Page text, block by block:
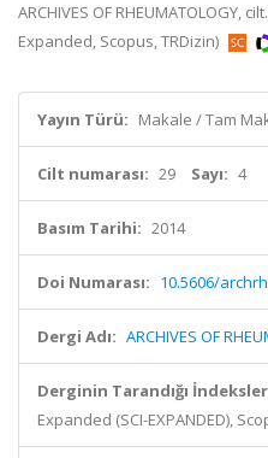
ARCHIVES OF RHEUMATOLOGY,
Expanded, Scopus, TRDizin)
Yayın Türü: Makale / Tam
Cilt numarası: 29 Sayı: 4
Basım Tarihi: 2014
Doi Numarası: 10.5606/
Dergi Adı: ARCHIVES OF
Derginin Tarandığı
Expanded (SCI-EXPANDED),